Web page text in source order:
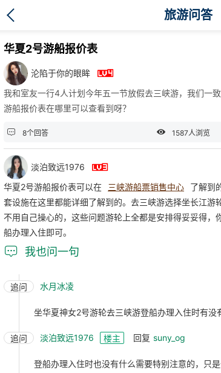
旅游问答
华夏2号游船报价表
沦陷于你的眼眸 
我和室友一行4人计划今年五一节放假去三峡游，我们一
游船报价表在哪里可以查看到呀？
 8个回答  1587人浏览
淡泊致远1976 
华夏2号游船报价表可以在 三峡游船票销售中心
了解到
套设施在这里都能详细了解到的。去三峡游选择坐长江游
不用自己操心的，这些问题游轮上全都是安排得妥妥得，
船办理入住即可。
 我也问一句
追问 水月冰凌
坐华夏神女2号游轮去三峡游登船办理入住时有没
追问 淡泊致远1976 楼主 回复 suny_og
登船办理入住时也没有什么需要特别注意的，只